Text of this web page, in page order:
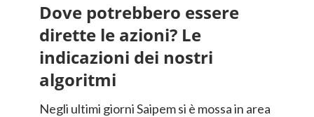
Dove potrebbero essere
dirette le azioni? Le
indicazioni dei nostri
algoritmi
Negli ultimi giorni Saipem si è mossa in area